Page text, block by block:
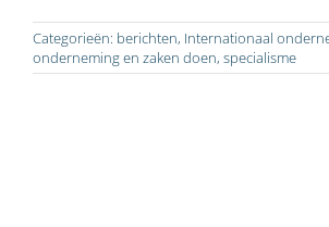
Categorieën: berichten, Internationaal
onderneming en zaken doen, specialisme